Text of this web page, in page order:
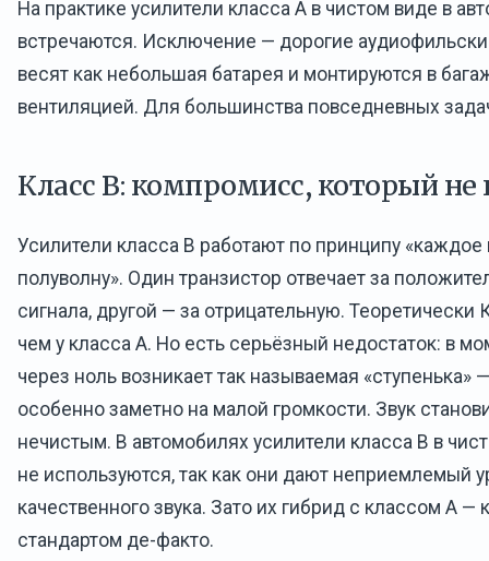
На практике усилители класса A в чистом виде в
встречаются. Исключение — дорогие
весят как небольшая батарея и монтируются в
вентиляцией. Для большинства повседневных
Класс B: компромисс, который
Усилители класса B работают по принципу
полуволну». Один транзистор отвечает за
сигнала, другой — за отрицательную.
чем у класса A. Но есть серьёзный недостаток: в
через ноль возникает так называемая «ступенька»
особенно заметно на малой громкости. Звук
нечистым. В автомобилях усилители класса B в
не используются, так как они дают неприемлемый
качественного звука. Зато их гибрид с классом A —
стандартом де-факто.